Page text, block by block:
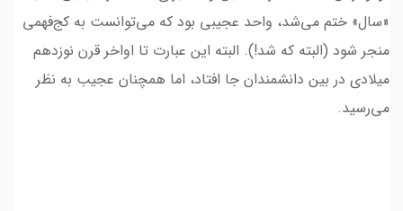
«سال» ختم می‌شد، واحد عجیبی بود که می‌توانست به کج‌فهمی
منجر شود (البته که شد!). البته این عبارت تا اواخر قرن نوزدهم
میلادی در بین دانشمندان جا افتاد، اما همچنان عجیب به نظر
می‌رسید.